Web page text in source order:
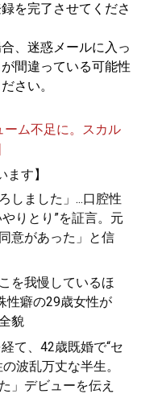
を完了させてくださ
、迷惑メールに入っ
間違っている可能性
さい。
ム不足に。スカル
ます】
しました」...口腔性
りとり”を証言。元
意があった」と信
を我慢しているほ
性癖の29歳女性が
貌
て、42歳既婚で“セ
波乱万丈な半生。
」デビューを伝え